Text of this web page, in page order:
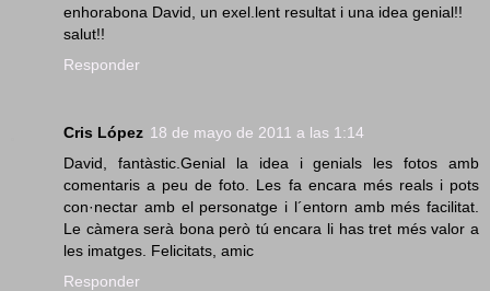
enhorabona David, un exel.lent resultat i una idea genial!!
salut!!
Responder
Cris López 18 de mayo de 2011 a las 1:14
David, fantàstic.Genial la idea i genials les fotos amb
comentaris a peu de foto. Les fa encara més reals i pots
con·nectar amb el personatge i l´entorn amb més facilitat.
Le càmera serà bona però tú encara li has tret més valor a
les imatges. Felicitats, amic
Responder